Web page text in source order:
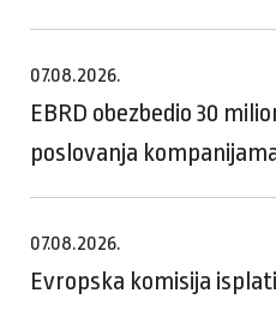
07.08.2026.
EBRD obezbedio 30
poslovanja
07.08.2026.
Evropska komisija